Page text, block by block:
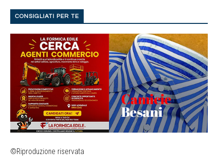
CONSIGLIATI PER TE
©Riproduzione riservata